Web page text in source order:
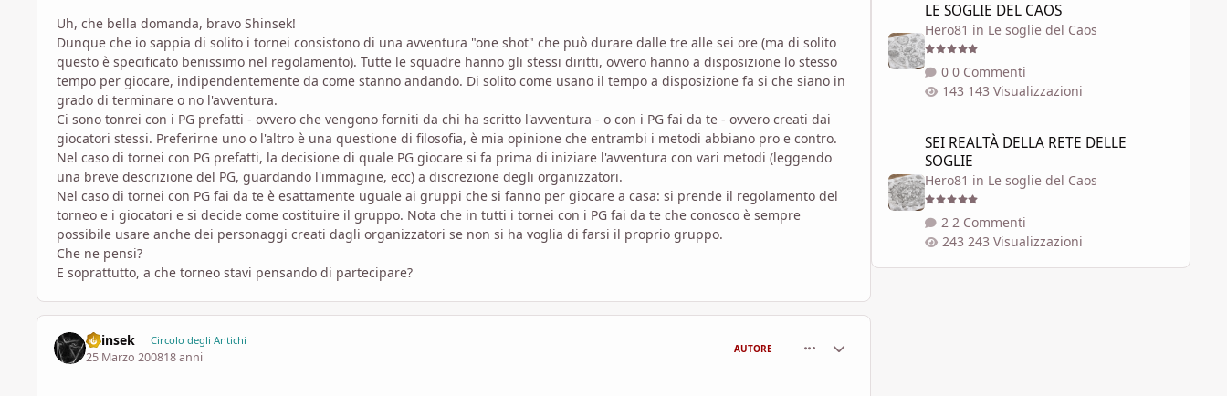
Uh, che bella domanda, bravo Shinsek!
Dunque che io sappia di solito i tornei consistono di una avventura "one shot" che può durare dalle tre alle sei ore (ma di solito
questo è specificato benissimo nel regolamento). Tutte le squadre hanno gli stessi diritti, ovvero hanno a disposizione lo stesso
tempo per giocare, indipendentemente da come stanno andando. Di solito come usano il tempo a disposizione fa si che siano in
grado di terminare o no l'avventura.
Ci sono tonrei con i PG prefatti - ovvero che vengono forniti da chi ha scritto l'avventura - o con i PG fai da te - ovvero creati dai
giocatori stessi. Preferirne uno o l'altro è una questione di filosofia, è mia opinione che entrambi i metodi abbiano pro e contro.
Nel caso di tornei con PG prefatti, la decisione di quale PG giocare si fa prima di iniziare l'avventura con vari metodi (leggendo
una breve descrizione del PG, guardando l'immagine, ecc) a discrezione degli organizzatori.
Nel caso di tornei con PG fai da te è esattamente uguale ai gruppi che si fanno per giocare a casa: si prende il regolamento del
torneo e i giocatori e si decide come costituire il gruppo. Nota che in tutti i tornei con i PG fai da te che conosco è sempre
possibile usare anche dei personaggi creati dagli organizzatori se non si ha voglia di farsi il proprio gruppo.
Che ne pensi?
E soprattutto, a che torneo stavi pensando di partecipare?
Shinsek Circolo degli Antichi
25 Marzo 200818 anni
AUTORE
LE SOGLIE DEL CAOS
Hero81 in Le soglie del Caos
0 Commenti
143 Visualizzazioni
SEI REALTÀ DELLA RETE DELLE
SOGLIE
Hero81 in Le soglie del Caos
2 Commenti
243 Visualizzazioni